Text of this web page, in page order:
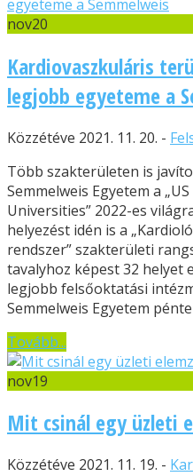
nov20
Kardiovaszkuláris
legjobb egyeteme a
Közzétéve 2021. 11. 20. -
Több szakterületen is
Semmelweis Egyetem a
Universities” 2022-es
helyezést idén is a
rendszer” szakterületi
tavalyhoz képest 32 helyet
legjobb felsőoktatási
Semmelweis Egyetem
Tovább...
nov19
Mit csinál egy üzleti
Közzétéve 2021. 11. 19. -